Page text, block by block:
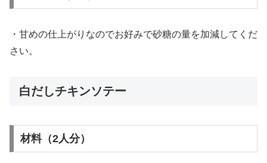
・甘めの仕上がりなのでお好みで砂糖の量を加減してくだ
さい。
白だしチキンソテー
材料（2人分）